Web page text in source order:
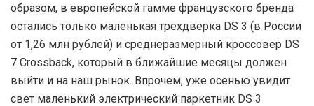
образом, в европейской гамме французского бренда
остались только маленькая трехдверка DS 3 (в России
от 1,26 млн рублей) и среднеразмерный кроссовер DS
7 Crossback, который в ближайшие месяцы должен
выйти и на наш рынок. Впрочем, уже осенью увидит
свет маленький электрический паркетник DS 3